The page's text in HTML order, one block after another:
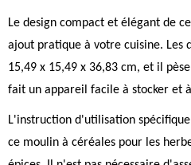
Le design compact et élégant de
ajout pratique à votre cuisine. Les
15,49 x 15,49 x 36,83 cm, et il
fait un appareil facile à stocker et
L'instruction d'utilisation
ce moulin à céréales pour les